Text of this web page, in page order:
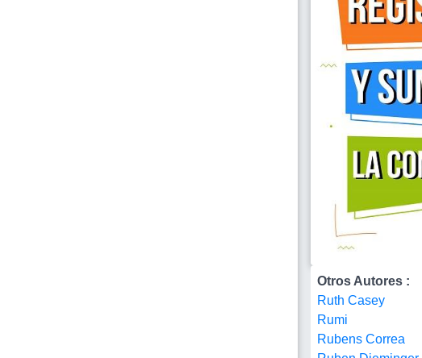
Otros Autores :
Ruth Casey
Rumi
Rubens Correa